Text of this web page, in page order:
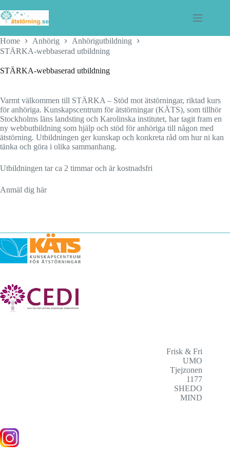
to
content
Home Anhörig
Anhörigutbildning
STÄRKA-webbaserad utbildning
STÄRKA-webbaserad utbildning
Varmt välkommen till STÄRKA – Stöd mot ätstörningar, riktad kurs
för anhöriga. Kunskapscentrum för ätstörningar (KÄTS), som tillhör
Stockholms läns landsting och Karolinska institutet, har tagit fram en
ny webbutbildning som hjälp och stöd för anhöriga till någon med
ätstörning. Utbildningen ger kunskap och konkreta råd om hur ni kan
tänka och göra i olika sammanhang.
Utbildningen tar ca 2 timmar och är kostnadsfri
Anmäl dig här
Frisk & Fri
UMO
Tjejzonen
1177
SHEDO
MIND